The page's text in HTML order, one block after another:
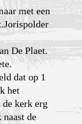
met een
De Plaet.
dat op 1
het
kerk erg
de